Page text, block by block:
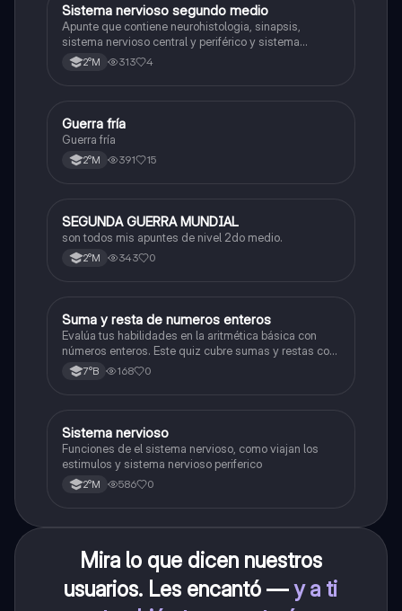
Biología
Sistema nervioso segundo medio
Apunte que contiene neurohistologia, sinapsis,
sistema nervioso central y periférico y sistema
endocrino
2°M 313 4
Historia
Guerra fría
Guerra fría
2°M 391 15
Historia
SEGUNDA GUERRA MUNDIAL
son todos mis apuntes de nivel 2do medio.
2°M 343 0
SMatemáticas
Suma y resta de numeros enteros
Evalúa tus habilidades en la aritmética básica con
números enteros. Este quiz cubre sumas y restas con
números positivos y negativos.
7°B 168 0
SBiología
Sistema nervioso
Funciones de el sistema nervioso, como viajan los
estimulos y sistema nervioso periferico
2°M 586 0
Mira lo que dicen nuestros
usuarios. Les encantó —y a ti